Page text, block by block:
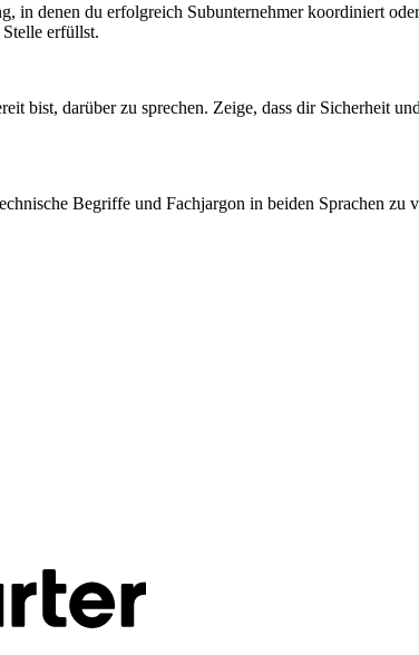
in denen du erfolgreich Subunternehmer koordiniert
erfüllst.
bist, darüber zu sprechen. Zeige, dass dir Sicherheit
Begriffe und Fachjargon in beiden Sprachen